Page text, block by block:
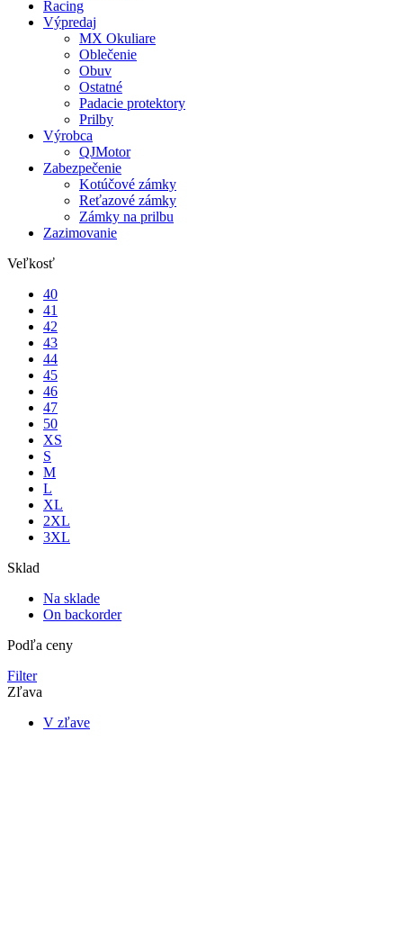
Racing
Výpredaj
MX Okuliare
Oblečenie
Obuv
Ostatné
Padacie protektory
Prilby
Výrobca
QJMotor
Zabezpečenie
Kotúčové zámky
Reťazové zámky
Zámky na prilbu
Zazimovanie
Veľkosť
40
41
42
43
44
45
46
47
50
XS
S
M
L
XL
2XL
3XL
Sklad
Na sklade
On backorder
Podľa ceny
Filter
Zľava
V zľave